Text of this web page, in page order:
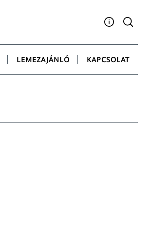
Facebook
YouTubeInstagram
TwitterSpotify
LEMEZAJÁNLÓ KAPCSOLAT